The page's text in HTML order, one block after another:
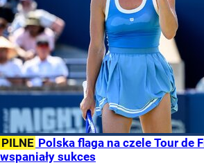
PILNE Polska flaga na czele Tour de
wspaniały sukces